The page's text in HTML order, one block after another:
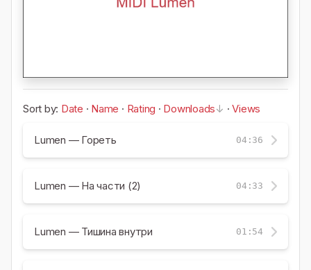
Sort by: Date · Name · Rating · Downloads ·Views
Lumen — Гореть 04:36
Lumen — На части (2) 04:33
Lumen — Тишина внутри 01:54